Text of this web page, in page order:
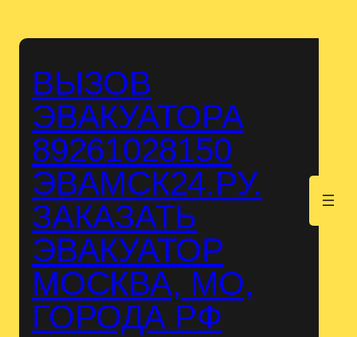
ВЫЗОВ
ЭВАКУАТОРА
89261028150
ЭВАМСК24.РУ.
ЗАКАЗАТЬ
ЭВАКУАТОР
МОСКВА, МО,
ГОРОДА РФ